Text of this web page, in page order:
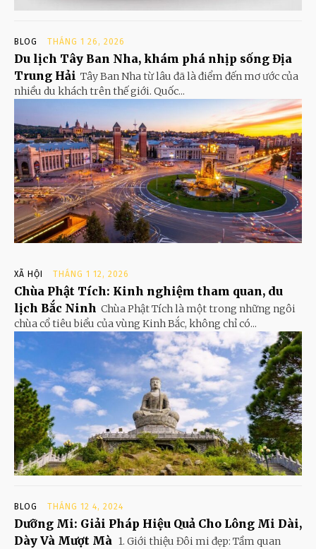
BLOG THÁNG 1 26, 2026
Du lịch Tây Ban Nha, khám phá nhịp sống Địa
Trung Hải Tây Ban Nha từ lâu đã là điểm đến mơ ước của
nhiều du khách trên thế giới. Quốc...
XÃ HỘI THÁNG 1 12, 2026
Chùa Phật Tích: Kinh nghiệm tham quan, du
lịch Bắc Ninh Chùa Phật Tích là một trong những ngôi
chùa cổ tiêu biểu của vùng Kinh Bắc, không chỉ có...
BLOG THÁNG 12 4, 2024
Dưỡng Mi: Giải Pháp Hiệu Quả Cho Lông Mi Dài,
Dày Và Mượt Mà 1. Giới thiệu Đôi mi đẹp: Tầm quan